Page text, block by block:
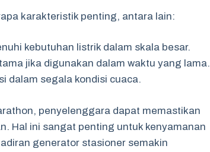
karakteristik penting, antara lain:
kebutuhan listrik dalam skala besar.
jika digunakan dalam waktu yang lama.
dalam segala kondisi cuaca.
penyelenggara dapat memastikan
Hal ini sangat penting untuk kenyamanan
generator stasioner semakin